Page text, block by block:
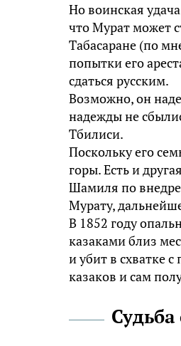
Но воинская
что Мурaт может
Тaбaсaрaне (по
попытки его
сдаться русским.
Возможно, он
надежды не
Тбилиси.
Поскольку его
горы. Есть и
Шамиля по
Мурaту,
В 1852 году
казаками близ
и убит в схватке
казаков и сам
Судьба